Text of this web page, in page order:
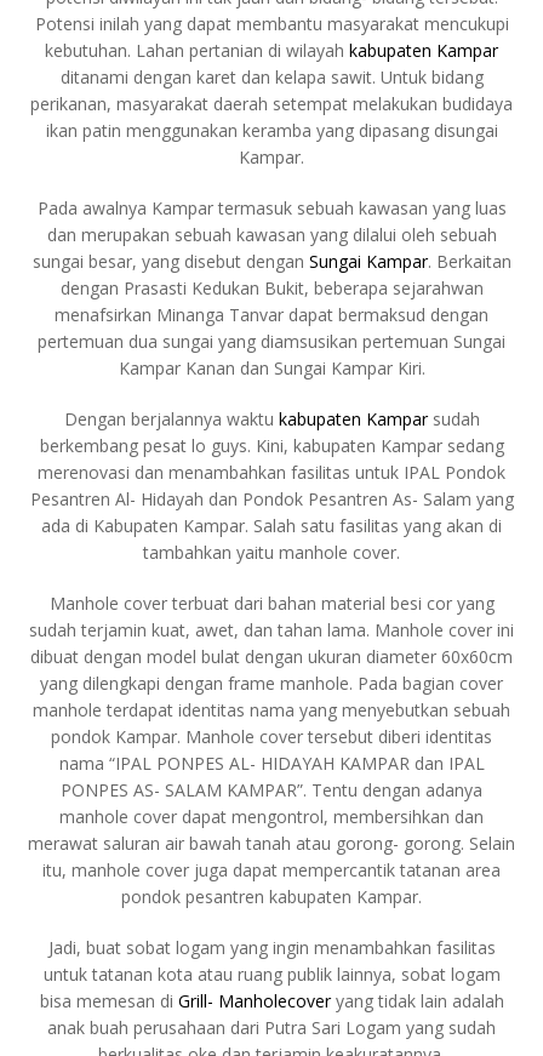
Potensi inilah yang dapat membantu masyarakat mencukupi
kebutuhan. Lahan pertanian di wilayah kabupaten Kampar
ditanami dengan karet dan kelapa sawit. Untuk bidang
perikanan, masyarakat daerah setempat melakukan budidaya
ikan patin menggunakan keramba yang dipasang disungai
Kampar.
Pada awalnya Kampar termasuk sebuah kawasan yang luas
dan merupakan sebuah kawasan yang dilalui oleh sebuah
sungai besar, yang disebut dengan Sungai Kampar. Berkaitan
dengan Prasasti Kedukan Bukit, beberapa sejarahwan
menafsirkan Minanga Tanvar dapat bermaksud dengan
pertemuan dua sungai yang diamsusikan pertemuan Sungai
Kampar Kanan dan Sungai Kampar Kiri.
Dengan berjalannya waktu kabupaten Kamparsudah
berkembang pesat lo guys. Kini, kabupaten Kampar sedang
merenovasi dan menambahkan fasilitas untuk IPAL Pondok
Pesantren Al- Hidayah dan Pondok Pesantren As- Salam yang
ada di Kabupaten Kampar. Salah satu fasilitas yang akan di
tambahkan yaitu manhole cover.
Manhole cover terbuat dari bahan material besi cor yang
sudah terjamin kuat, awet, dan tahan lama. Manhole cover ini
dibuat dengan model bulat dengan ukuran diameter 60x60cm
yang dilengkapi dengan frame manhole. Pada bagian cover
manhole terdapat identitas nama yang menyebutkan sebuah
pondok Kampar. Manhole cover tersebut diberi identitas
nama “IPAL PONPES AL- HIDAYAH KAMPAR dan IPAL
PONPES AS- SALAM KAMPAR”. Tentu dengan adanya
manhole cover dapat mengontrol, membersihkan dan
merawat saluran air bawah tanah atau gorong- gorong. Selain
itu, manhole cover juga dapat mempercantik tatanan area
pondok pesantren kabupaten Kampar.
Jadi, buat sobat logam yang ingin menambahkan fasilitas
untuk tatanan kota atau ruang publik lainnya, sobat logam
bisa memesan di Grill- Manholecoveryang tidak lain adalah
anak buah perusahaan dari Putra Sari Logam yang sudah